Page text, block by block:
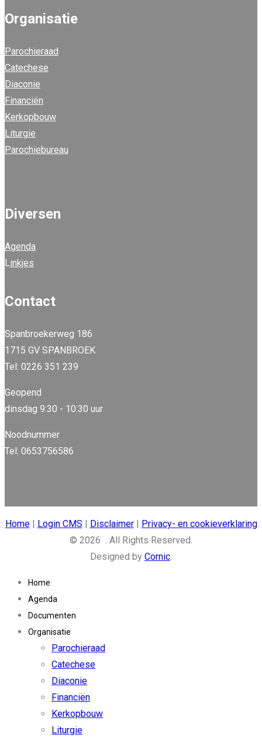
Organisatie
Parochieraad
Catechese
Diaconie
Financiën
Kerkopbouw
Liturgie
Parochiebureau
Diversen
Agenda
Linkjes
Contact
Spanbroekerweg 186
1715 GV SPANBROEK
Tel: 0226 351 239
Geopend
dinsdag 9:30 - 10:30 uur
Noodnummer
Tel: 0653756586
Home| Login CMS | Disclaimer| Privacy- en cookieverklaring
© 2026 . All Rights Reserved.
Designed by Cornic
Home
Agenda
Documenten
Organisatie
Parochieraad
Catechese
Diaconie
Financiën
Kerkopbouw
Liturgie